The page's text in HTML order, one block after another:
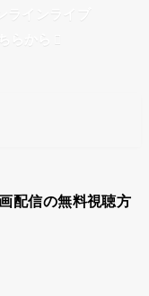
ラインライブ
らから
配信の無料視聴方